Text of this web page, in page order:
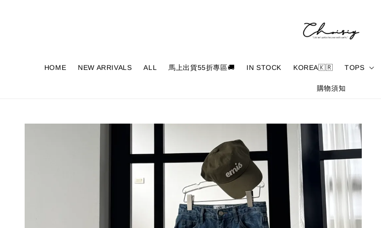
HOME NEW ARRIVALS ALL 馬上出貨55折專區🚚 IN STOCK KOREA🇰🇷 TOPS
購物須知